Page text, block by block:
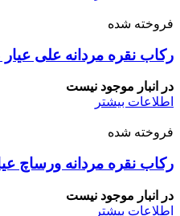
فروخته شده
رکاب نقره مردانه علی عیار 925
در انبار موجود نیست
اطلاعات بیشتر
فروخته شده
رکاب نقره مردانه ورساچ عیار 925 آبکاری
در انبار موجود نیست
اطلاعات بیشتر